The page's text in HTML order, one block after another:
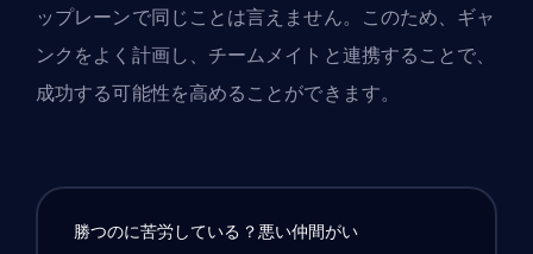
ップレーンで同じことは言えません。このため、ギャ
ンクをよく計画し、チームメイトと連携することで、
成功する可能性を高めることができます。
勝つのに苦労している？悪い仲間がい